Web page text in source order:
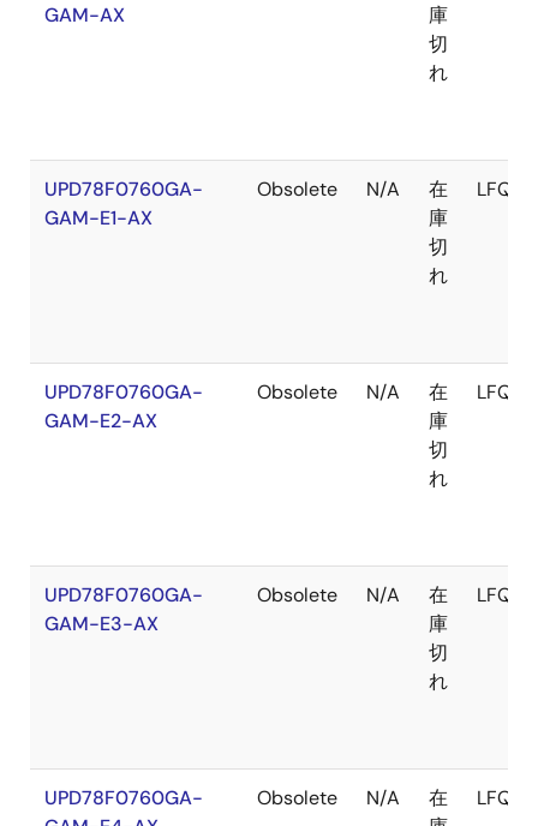
GAM-AX
庫
切
れ
UPD78F0760GA-
GAM-E1-AX
Obsolete N/A
在
庫
切
れ
LFQFP
UPD78F0760GA-
GAM-E2-AX
Obsolete N/A
在
庫
切
れ
LFQFP
UPD78F0760GA-
GAM-E3-AX
Obsolete N/A
在
庫
切
れ
LFQFP
UPD78F0760GA-
Obsolete N/A
在
LFQFP